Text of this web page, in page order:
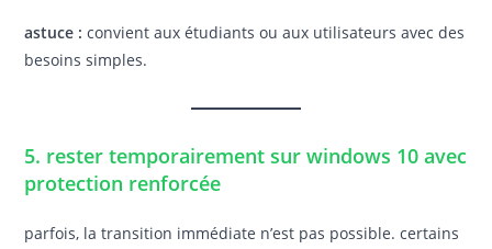
astuce : convient aux étudiants ou aux utilisateurs avec des
besoins simples.
5. rester temporairement sur windows 10 avec
protection renforcée
parfois, la transition immédiate n’est pas possible. certains